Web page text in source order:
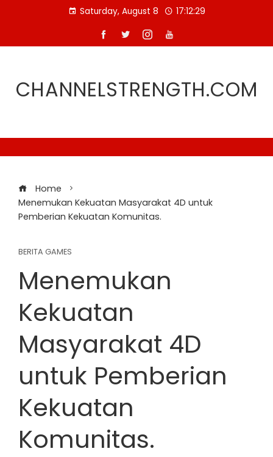
Saturday, August 8 17:12:30
CHANNELSTRENGTH.COM
Home
Menemukan Kekuatan Masyarakat 4D untuk
Pemberian Kekuatan Komunitas.
BERITA GAMES
Menemukan
Kekuatan
Masyarakat 4D
untuk Pemberian
Kekuatan
Komunitas.